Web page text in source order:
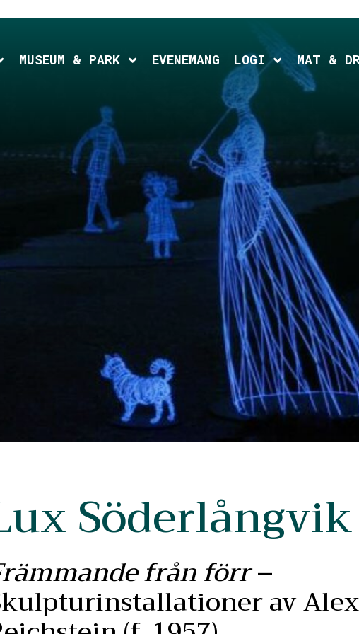
child menu
MUSEUM & PARK Expand child menu
EVENEMANG LOGI Expand child
MAT &
Söderlångvik
från förr–
av